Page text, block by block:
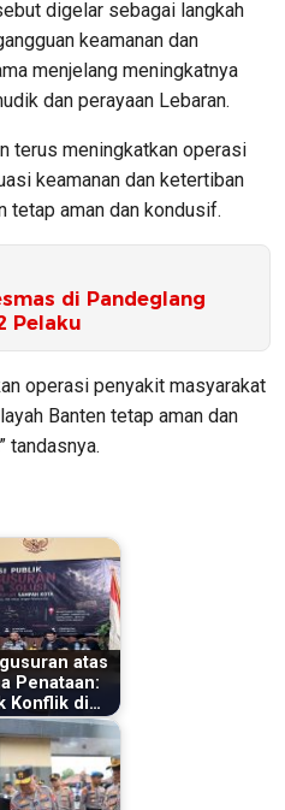
digelar sebagai langkah
keamanan dan
menjelang meningkatnya
dan perayaan Lebaran.
terus meningkatkan operasi
keamanan dan ketertiban
tetap aman dan kondusif.
di Pandeglang
Pelaku
operasi penyakit masyarakat
Banten tetap aman dan
tandasnya.
atas
Penataan:
Konflik di…